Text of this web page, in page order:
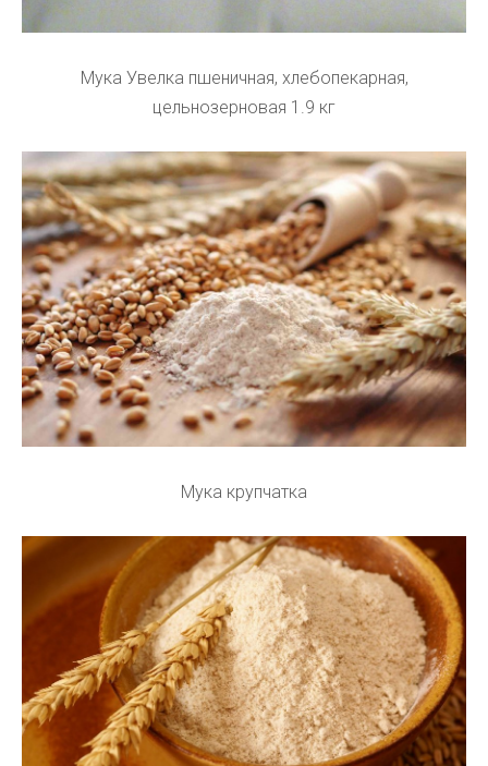
Мука Увелка пшеничная, хлебопекарная,
цельнозерновая 1.9 кг
Мука крупчатка